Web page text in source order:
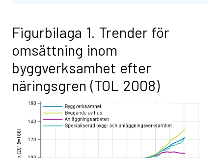
Figurbilaga 1. Trender för
omsättning inom
byggverksamhet efter
näringsgren (TOL 2008)